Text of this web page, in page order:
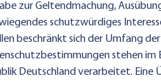
zur Geltendmachung,
schutzwürdiges
beschränkt sich der Umfang
stehen
Deutschland verarbeitet.